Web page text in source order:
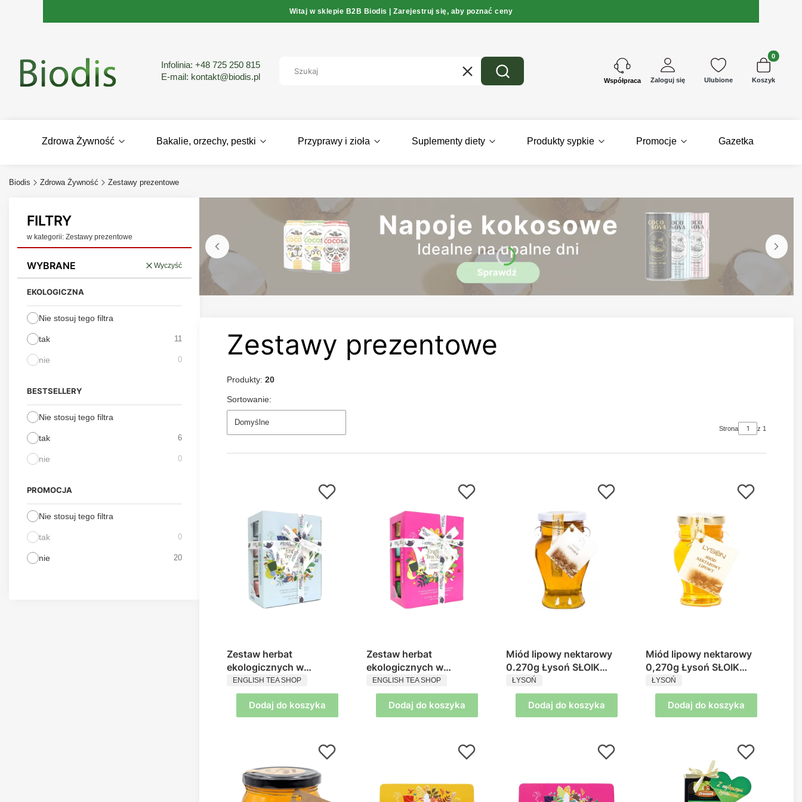
Witaj w sklepie B2B Biodis | Zarejestruj się, aby poznać ceny
Infolinia: +48 725 250 815
E-mail: kontakt@biodis.pl Wyczyść Szukaj Kontakt Zaloguj się Ulubione
Produkty w
Koszyk
Zdrowa Żywność Bakalie, orzechy, pestki Przyprawy i zioła Suplementy diety Produkty sypkie Promocje Gazetka
Biodis Zdrowa Żywność Zestawy prezentowe
FILTRY
w kategorii: Zestawy prezentowe
WYBRANE Wyczyść
EKOLOGICZNA
Nie stosuj tego filtra
tak 11
nie 0
BESTSELLERY
Nie stosuj tego filtra
tak 6
nie 0
PROMOCJA
Nie stosuj tego filtra
tak 0
nie 20
Zestawy prezentowe
Produkty: 20
Sortowanie:
Domyślne
Strona z 1
Zestaw herbat
ekologicznych w
piramidkach Your
Wellness Collection
English Tea Shop
PRODUCENT
ENGLISH TEA SHOP
Dodaj do koszyka
Zestaw herbat
ekologicznych w
piramidkach Classic Tea
Collection English Tea
Shop
PRODUCENT
ENGLISH TEA SHOP
Dodaj do koszyka
Miód lipowy nektarowy
0.270g Łysoń SŁOIK
AMFORA
PRODUCENT
ŁYSOŃ
Dodaj do koszyka
Miód lipowy nektarowy
0,270g Łysoń SŁOIK
AMFORA
PRODUCENT
ŁYSOŃ
Dodaj do koszyka